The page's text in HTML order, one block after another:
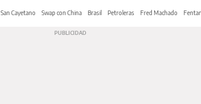
San Cayetano Swap con China Brasil Petroleras Fred Machado